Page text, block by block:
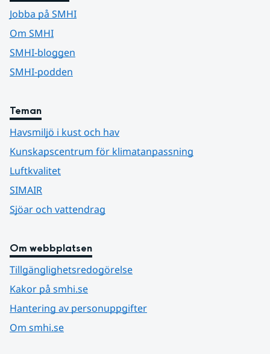
Jobba på SMHI
Om SMHI
SMHI-bloggen
SMHI-podden
Teman
Havsmiljö i kust och hav
Kunskapscentrum för klimatanpassning
Luftkvalitet
SIMAIR
Sjöar och vattendrag
Om webbplatsen
Tillgänglighetsredogörelse
Kakor på smhi.se
Hantering av personuppgifter
Om smhi.se